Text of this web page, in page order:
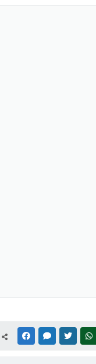
FACEBOOKMESSENGER